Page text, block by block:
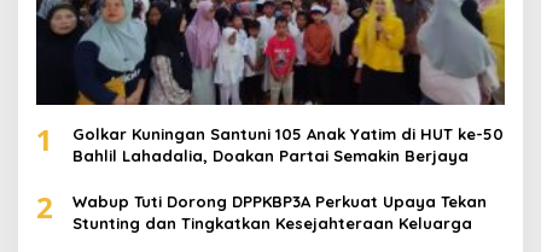
1
Golkar Kuningan Santuni 105 Anak Yatim di HUT ke-50
Bahlil Lahadalia, Doakan Partai Semakin Berjaya
2
Wabup Tuti Dorong DPPKBP3A Perkuat Upaya Tekan
Stunting dan Tingkatkan Kesejahteraan Keluarga